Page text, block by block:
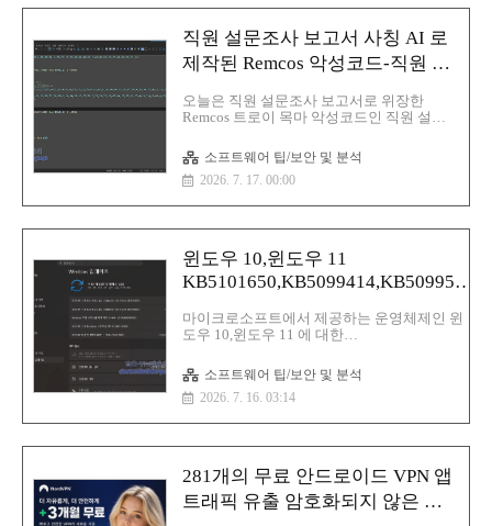
보이는 데이터를 LNK 파일 뒤쪽에 붙여..
직원 설문조사 보고서 사칭 AI 로
제작된 Remcos 악성코드-직원 설
오늘은 직원 설문조사 보고서로 위장한
Remcos 트로이 목마 악성코드인 직원 설문
다.Remcos는 일반적으로 피싱 공격을 통해
유포하는 트로이 목마이며 주로 송장 또는
주문이라고 위장을 하고 있으며 Remcos 특
UAC(사용자 계정 제어)를 비활성화할 수 있
습니다. 이런 방법을 통해서 공격자가 악성
코드 실행이 더 쉬워집니다.방어 회
피:Remcos는 프로세스 인젝션을 사용하여
안티바이러스 이 탐지하기가 어려워지며 또
한 악성코드는 백그라운드에서 실행되어 사
용자로부터 자신을 숨길 수 있습니다.데이터
소프트웨어 팁/보안 및 분석
2026. 7. 17. 00:00
윈도우 10,윈도우 11
KB5101650,KB5099414,KB5099539
마이크로소프트에서 제공하는 운영체제인 윈
도우 10,윈도우 11 에 대한
이트가 진행이 되었습니다.이번 보안 업데이트
는 취약점 1건을 포함하여 총 570건의 취약점
을 수정했습니다.254 권한 상승 취약점17가지
스 거부 취약점16가지 스푸핑 취약점 이 수정이
되었습니다.Windows 10 KB5099539 신기능
OLE 자동화(알려진 문제) 수정됨: 2026년 6월
보안 업데이트로 인해 발생한 OLE 자동화
(oleaut32.dll)의 호환성 문제를 해결합니다.같
소프트웨어 팁/보안 및 분석
2026. 7. 16. 03:14
281개의 무료 안드로이드 VPN 앱
트래픽 유출 암호화되지 않은 데